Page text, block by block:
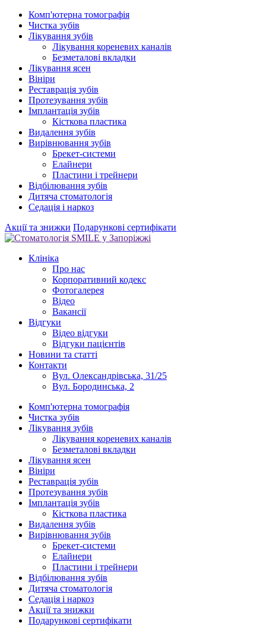
Комп'ютерна томографія
Чистка зубів
Лікування зубів
Лікування кореневих каналів
Безметалові вкладки
Лікування ясен
Вініри
Реставрація зубів
Протезування зубів
Імплантація зубів
Кісткова пластика
Видалення зубів
Вирівнювання зубів
Брекет-системи
Елайнери
Пластини і трейнери
Відбілювання зубів
Дитяча стоматологія
Седація і наркоз
Акції та знижки Подарункові сертифікати
Клініка
Про нас
Корпоративний кодекс
Фотогалерея
Відео
Вакансії
Відгуки
Відео відгуки
Відгуки пацієнтів
Новини та статті
Контакти
Вул. Олександрівська, 31/25
Вул. Бородинська, 2
Комп'ютерна томографія
Чистка зубів
Лікування зубів
Лікування кореневих каналів
Безметалові вкладки
Лікування ясен
Вініри
Реставрація зубів
Протезування зубів
Імплантація зубів
Кісткова пластика
Видалення зубів
Вирівнювання зубів
Брекет-системи
Елайнери
Пластини і трейнери
Відбілювання зубів
Дитяча стоматологія
Седація і наркоз
Акції та знижки
Подарункові сертифікати